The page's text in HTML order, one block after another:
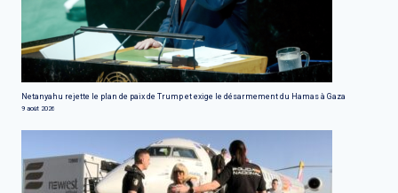
Netanyahu rejette le plan de paix de Trump et exige le désarmement du Hamas à Gaza
9 août 2026